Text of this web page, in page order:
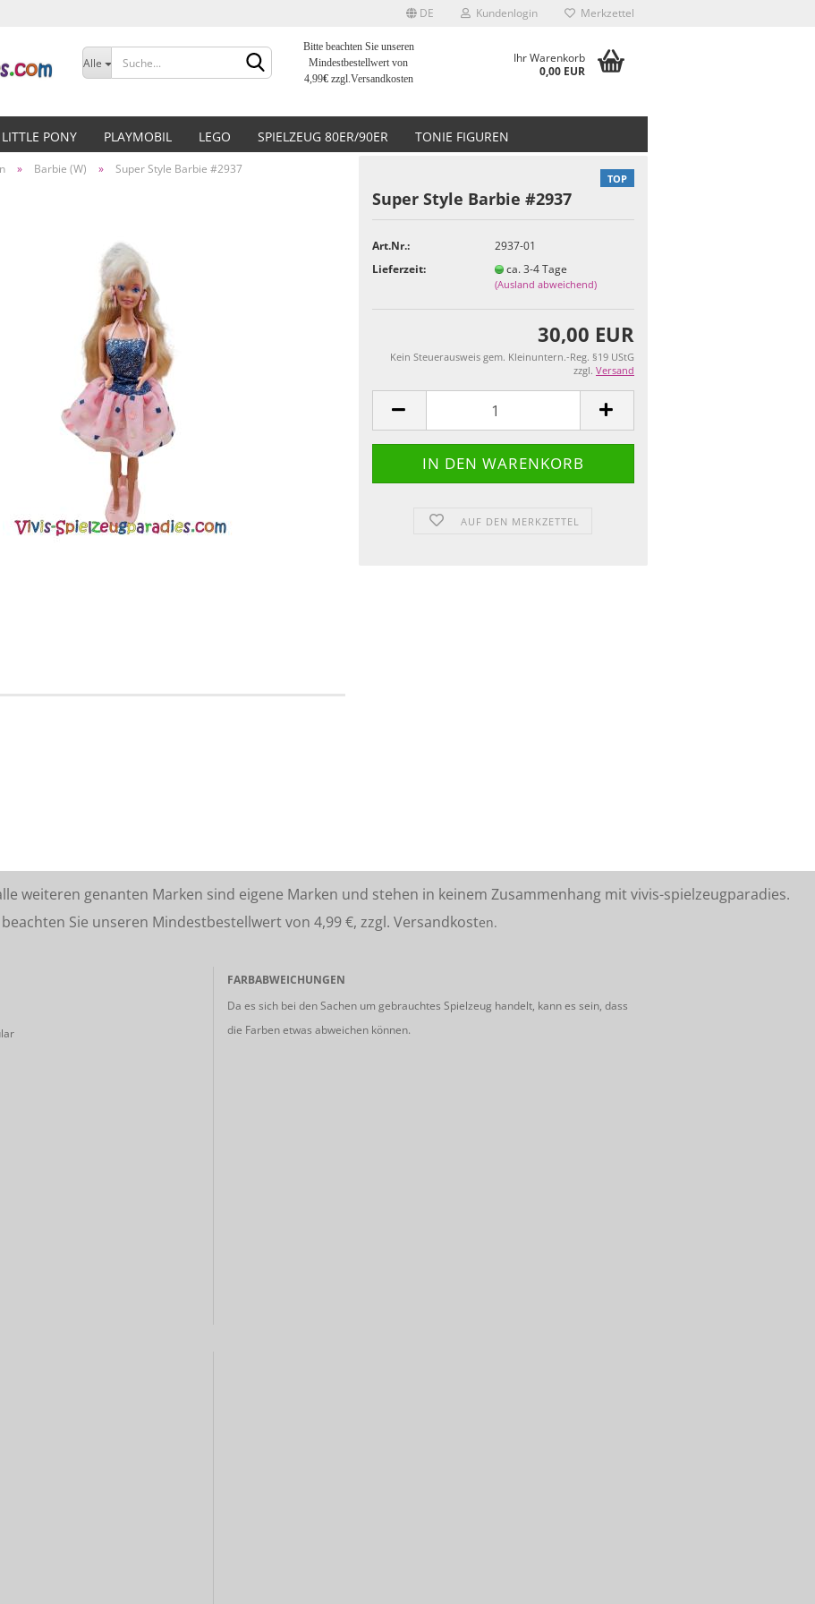
DE
Sprache auswählen
Lieferland
Kundenlogin Merkzettel
Alle
Bitte beachten Sie unseren
Mindestbestellwert von
4,99€zzgl.Versandkosten
Ihr Warenkorb
0,00 EUR
PONY PLAYMOBIL LEGO SPIELZEUG 80ER/90ER TONIE FIGUREN
» Barbie (W) » Super Style Barbie #2937
TOP
Super Style Barbie #2937
Art.Nr.:
2937-01
Lieferzeit:
ca. 3-4 Tage
(Ausland abweichend)
30,00 EUR
Kein Steuerausweis gem. Kleinuntern.-Reg. §19 UStG
zzgl. Versand
AUF DEN MERKZETTEL
weiteren genanten Marken sind eigene Marken und stehen in keinem Zusammenhang mit vivis-spielzeugparadies.
Sie unseren Mindestbestellwert von 4,99 €, zzgl. Versandkosten.
FARBABWEICHUNGEN
Da es sich bei den Sachen um gebrauchtes Spielzeug handelt, kann es sein, dass
die Farben etwas abweichen können.